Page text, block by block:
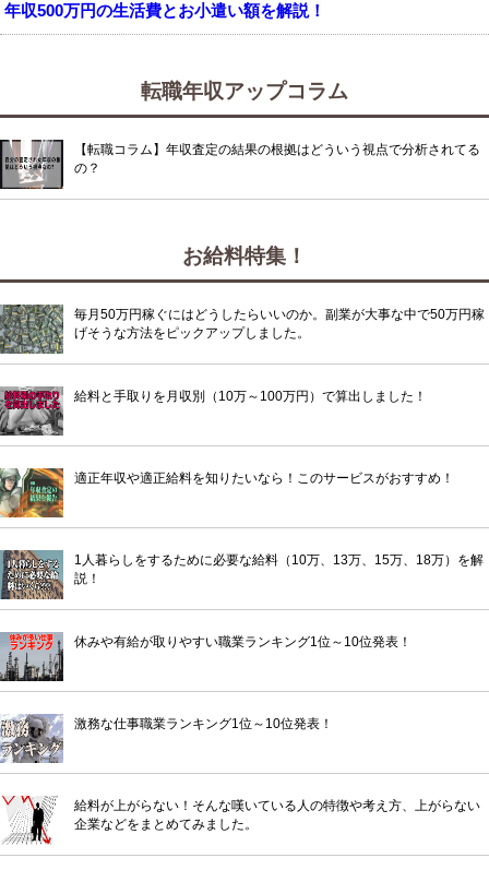
年収500万円の生活費とお小遣い額を解説！
転職年収アップコラム
【転職コラム】年収査定の結果の根拠はどういう視点で分析されてる
の？
お給料特集！
毎月50万円稼ぐにはどうしたらいいのか。副業が大事な中で50万円稼
げそうな方法をピックアップしました。
給料と手取りを月収別（10万～100万円）で算出しました！
適正年収や適正給料を知りたいなら！このサービスがおすすめ！
1人暮らしをするために必要な給料（10万、13万、15万、18万）を解
説！
休みや有給が取りやすい職業ランキング1位～10位発表！
激務な仕事職業ランキング1位～10位発表！
給料が上がらない！そんな嘆いている人の特徴や考え方、上がらない
企業などをまとめてみました。